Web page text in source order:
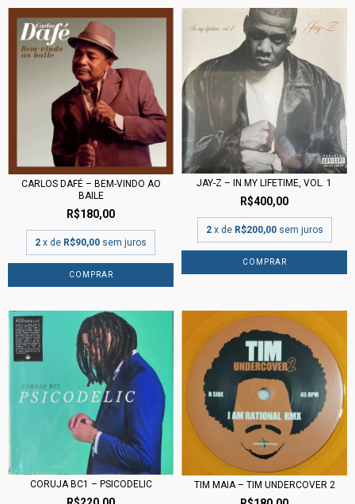
CARLOS DAFÉ – BEM-VINDO AO
BAILE
R$180,00
2 x de R$90,00 sem juros
JAY-Z – IN MY LIFETIME, VOL. 1
R$400,00
2 x de R$200,00 sem juros
CORUJA BC1 ‎– PSICODELIC TIM MAIA – TIM UNDERCOVER 2